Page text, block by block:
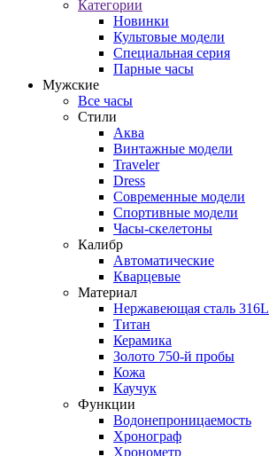
Категории
Новинки
Культовые модели
Специальная серия
Парные часы
Мужские
Все часы
Стили
Аква
Винтажные модели
Traveler
Dress
Современные модели
Спортивные модели
Часы-скелетоны
Калибр
Автоматические
Кварцевые
Материал
Нержавеющая сталь 316L
Титан
Керамика
Золото 750-й пробы
Кожа
Каучук
Функции
Водонепроницаемость
Хронограф
Хронометр